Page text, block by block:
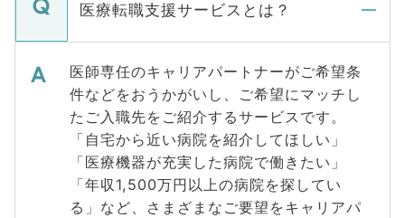
医療転職支援サービスとは？
医師専任のキャリアパートナーがご希望条
件などをおうかがいし、ご希望にマッチし
たご入職先をご紹介するサービスです。
「自宅から近い病院を紹介してほしい」
「医療機器が充実した病院で働きたい」
「年収1,500万円以上の病院を探してい
る」など、さまざまなご要望をキャリアパ